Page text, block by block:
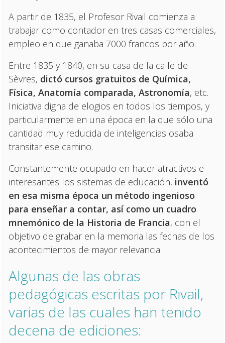
A partir de 1835, el Profesor Rivail comienza a
trabajar como contador en tres casas comerciales,
empleo en que ganaba 7000 francos por año.
Entre 1835 y 1840, en su casa de la calle de
Sèvres, dictó cursos gratuitos de Química,
Física, Anatomía comparada, Astronomía, etc.
Iniciativa digna de elogios en todos los tiempos, y
particularmente en una época en la que sólo una
cantidad muy reducida de inteligencias osaba
transitar ese camino.
Constantemente ocupado en hacer atractivos e
interesantes los sistemas de educación, inventó
en esa misma época un método ingenioso
para enseñar a contar, así como un cuadro
mnemónico de la Historia de Francia, con el
objetivo de grabar en la memoria las fechas de los
acontecimientos de mayor relevancia.
Algunas de las obras
pedagógicas escritas por Rivail,
varias de las cuales han tenido
decena de ediciones: